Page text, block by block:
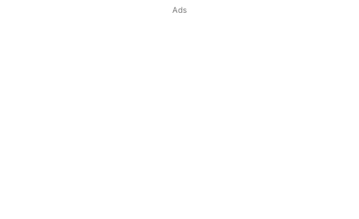
Ads